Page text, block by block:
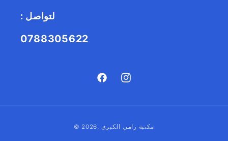
: لتواصل
0788305622
FacebookInstagram
© 2026, مكتبة رامي الكبرى